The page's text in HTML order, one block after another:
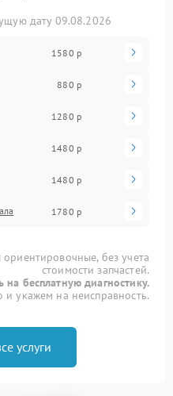
дату 09.08.2026
1580 р
880 р
1280 р
1480 р
1480 р
1780 р
без учета
стоимости запчастей.
на бесплатную диагностику.
укажем на неисправность.
услуги